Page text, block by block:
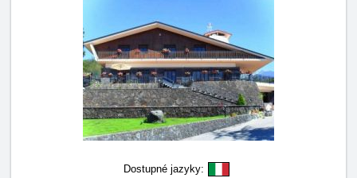
Dostupné jazyky: